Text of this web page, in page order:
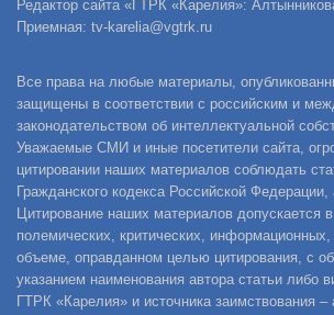
Редактор сайта «ГТРК «Карелия»:
Приемная: tv-karelia@vgtrk.ru
Все права на любые материалы,
защищены в соответствии с российским и
законодательством об интеллектуальной
Уважаемые СМИ и иные посетители сайта,
цитировании наших материалов соблюдать
Гражданского кодекса Российской
Цитирование наших материалов допускается
полемических, критических,
объеме, оправданном целью цитирования, с
указанием наименования автора статьи либо
ГТРК «Карелия» и источника заимствования –